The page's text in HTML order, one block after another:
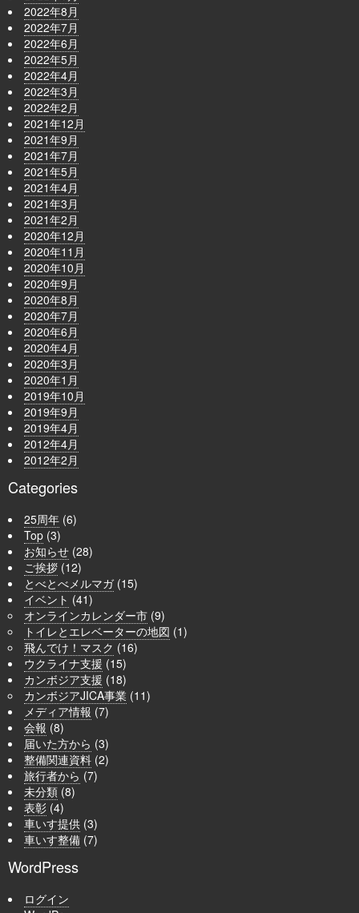
2022年8月
2022年7月
2022年6月
2022年5月
2022年4月
2022年3月
2022年2月
2021年12月
2021年9月
2021年7月
2021年5月
2021年4月
2021年3月
2021年2月
2020年12月
2020年11月
2020年10月
2020年9月
2020年8月
2020年7月
2020年6月
2020年4月
2020年3月
2020年1月
2019年10月
2019年9月
2019年4月
2012年4月
2012年2月
Categories
25周年 (6)
Top (3)
お知らせ (28)
ご挨拶 (12)
とべとべメルマガ(15)
イベント (41)
オンラインカレンダー市 (9)
トイレとエレベーターの地図 (1)
飛んでけ！マスク (16)
ウクライナ支援 (15)
カンボジア支援 (18)
カンボジアJICA事業 (11)
メディア情報 (7)
会報 (8)
届いた方から (3)
整備関連資料 (2)
旅行者から (7)
未分類 (8)
表彰 (4)
車いす提供 (3)
車いす整備 (7)
WordPress
ログイン